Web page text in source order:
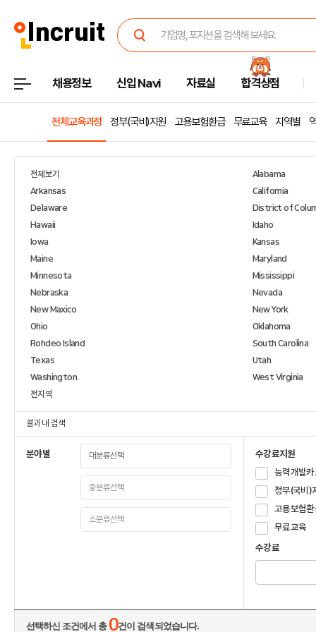
채용정보 신입 Navi 자료실 합격상점
전체교육과정 정부(국비)지원 고용보험환급 무료교육 지역별
전체보기
Alabama
Arkansas
California
Delaware
District of
Hawaii
Idaho
Iowa
Kansas
Maine
Maryland
Minnesota
Mississippi
Nebraska
Nevada
New Maxico
New York
Ohio
Oklahoma
Rohdeo Island
South Carolina
Texas
Utah
Washington
West Virginia
전지역
결과 내 검색
분야별
수강료지원
능력개발
정부(국비)
고용보험
무료교육
수강료
선택하신 조건에서 총 0건이 검색되었습니다.